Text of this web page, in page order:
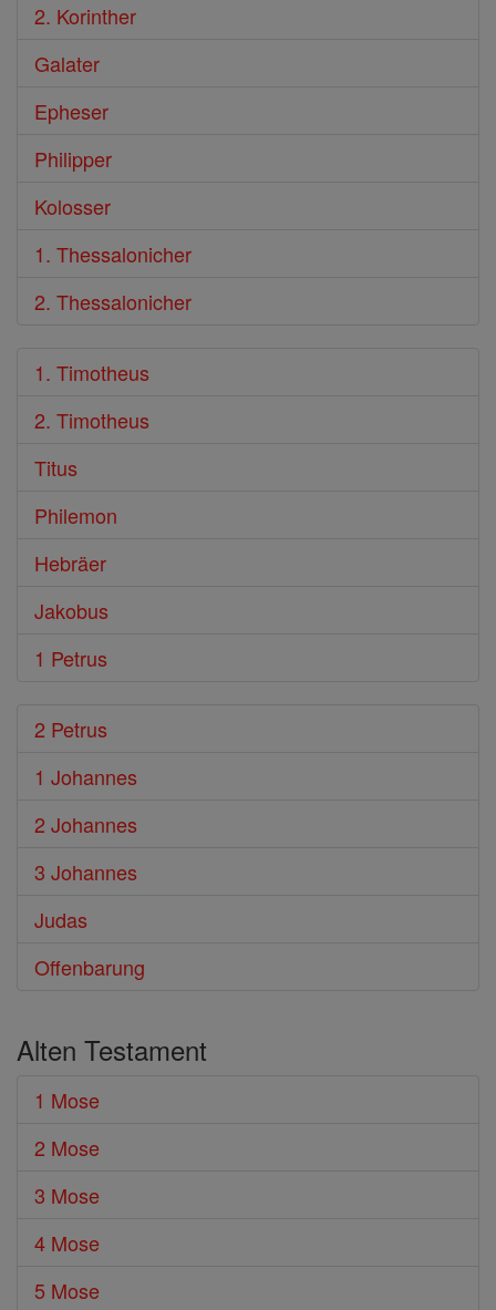
2. Korinther
Galater
Epheser
Philipper
Kolosser
1. Thessalonicher
2. Thessalonicher
1. Timotheus
2. Timotheus
Titus
Philemon
Hebräer
Jakobus
1 Petrus
2 Petrus
1 Johannes
2 Johannes
3 Johannes
Judas
Offenbarung
Alten Testament
1 Mose
2 Mose
3 Mose
4 Mose
5 Mose